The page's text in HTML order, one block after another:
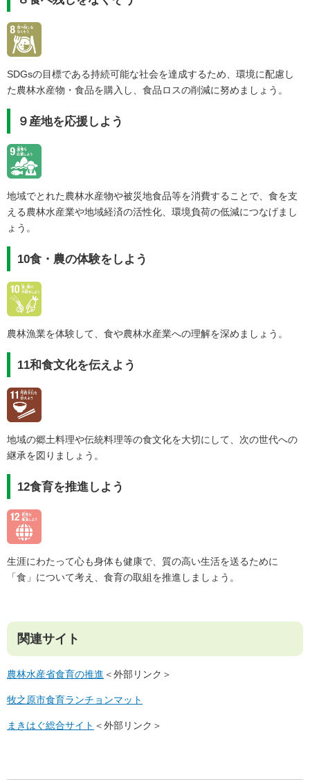
SDGsの目標である持続可能な社会を達成するため、環境に配慮し
た農林水産物・食品を購入し、食品ロスの削減に努めましょう。
９産地を応援しよう
地域でとれた農林水産物や被災地食品等を消費することで、食を支
える農林水産業や地域経済の活性化、環境負荷の低減につなげまし
ょう。
10食・農の体験をしよう
農林漁業を体験して、食や農林水産業への理解を深めましょう。
11和食文化を伝えよう
地域の郷土料理や伝統料理等の食文化を大切にして、次の世代への
継承を図りましょう。
12食育を推進しよう
生涯にわたって心も身体も健康で、質の高い生活を送るために
「食」について考え、食育の取組を推進しましょう。
関連サイト
農林水産省食育の推進 ＜外部リンク＞
牧之原市食育ランチョンマット
まきはぐ総合サイト ＜外部リンク＞